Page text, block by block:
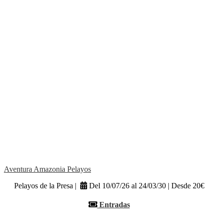
Aventura Amazonia Pelayos
Pelayos de la Presa |
Del 10/07/26 al 24/03/30 | Desde 20€
Entradas